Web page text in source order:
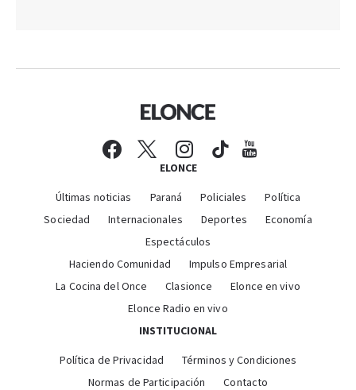
ELONCE
Últimas noticias Paraná Policiales
Política
Sociedad
Internacionales Deportes
Economía
Espectáculos
Haciendo Comunidad
Impulso Empresarial
La Cocina del Once
Clasionce
Elonce en vivo
Elonce Radio en vivo
INSTITUCIONAL
Política de Privacidad
Términos y Condiciones
Normas de Participación
Contacto